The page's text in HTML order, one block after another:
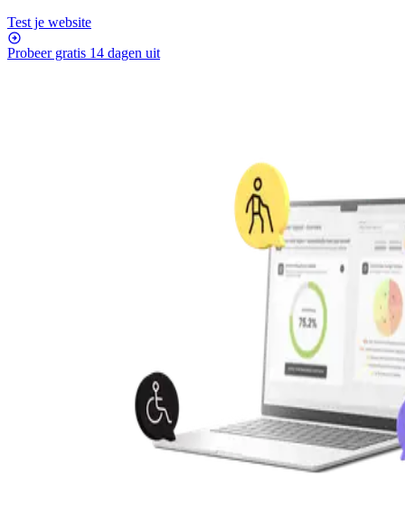
Test je website
Probeer gratis 14 dagen uit